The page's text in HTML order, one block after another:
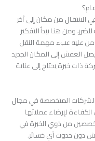
الانتقال من مكان إلى آخر
ومن هنا يبدأ التفكير
من عليه عبء مهمة النقل
العفش إلى المكان الجديد
ذات خبرة يحتاج إلى عناية
المتخصصة في مجال
لإرضاء عملائها
من ذوي الخبرة في
دون حدوث أي خسائر.